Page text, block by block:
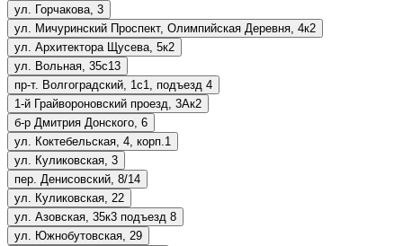
ул. Горчакова, 3
ул. Мичуринский Проспект, Олимпийская Деревня, 4к2
ул. Архитектора Щусева, 5к2
ул. Вольная, 35с13
пр-т. Волгоградский, 1с1, подъезд 4
1-й Грайвороновский проезд, 3Ак2
б-р Дмитрия Донского, 6
ул. Коктебельская, 4, корп.1
ул. Куликовская, 3
пер. Денисовский, 8/14
ул. Куликовская, 22
ул. Азовская, 35к3 подъезд 8
ул. Южнобутовская, 29